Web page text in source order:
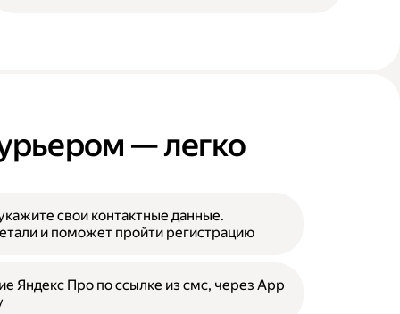
— легко
свои контактные данные.
и поможет пройти регистрацию
Яндекс Про по ссылке из смс, через App